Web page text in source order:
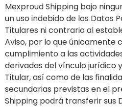
Mexproud Shipping bajo
un uso indebido de los Datos
Titulares ni contrario al
Aviso, por lo que únicamente
cumplimiento a las
derivadas del vínculo jurídico
Titular, así como de las
secundarias previstas en el
Shipping podrá transferir sus